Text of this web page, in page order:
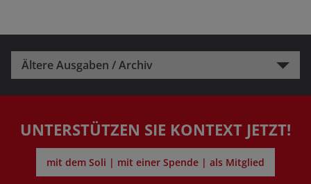
Ältere Ausgaben / Archiv
UNTERSTÜTZEN SIE KONTEXT JETZT!
mit dem Soli | mit einer Spende | als Mitglied